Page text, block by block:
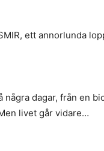
ett annorlunda
några dagar, från en
livet går vidare…